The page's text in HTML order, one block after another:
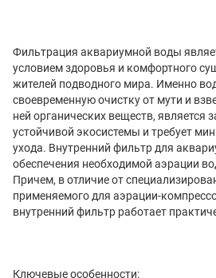
Фильтрация аквариумной воды
условием здоровья и комфортного
жителей подводного мира. Именно
своевременную очистку от мути и
ней органических веществ, является
устойчивой экосистемы и требует
ухода. Внутренний фильтр для
обеспечения необходимой аэрации
Причем, в отличие от
применяемого для аэрации-
внутренний фильтр работает
Ключевые особенности: